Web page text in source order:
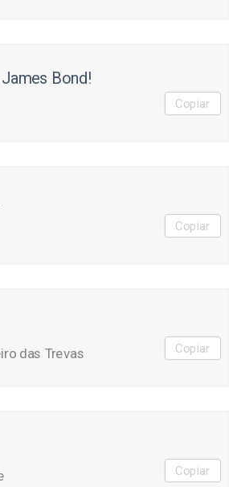
Bond!
Copiar
Copiar
das Trevas Copiar
Copiar